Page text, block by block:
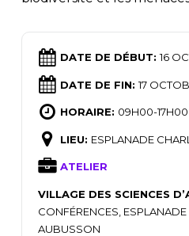
DATE DE DÉBUT:16
DATE DE FIN:17
HORAIRE: 09H00-17H00
LIEU: ESPLANADE
ATELIER
VILLAGE DES SCIENCES
CONFÉRENCES, ESPLANADE
AUBUSSON